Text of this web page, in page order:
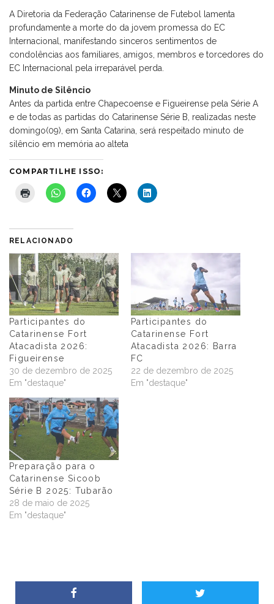
A Diretoria da Federação Catarinense de Futebol lamenta
profundamente a morte do da jovem promessa do EC
Internacional, manifestando sinceros sentimentos de
condolências aos familiares, amigos, membros e torcedores do
EC Internacional pela irreparável perda.
Minuto de Silêncio
Antes da partida entre Chapecoense e Figueirense pela Série A
e de todas as partidas do Catarinense Série B, realizadas neste
domingo(09), em Santa Catarina, será respeitado minuto de
silêncio em memória ao alteta
COMPARTILHE ISSO:
RELACIONADO
Participantes do
Catarinense Fort
Atacadista 2026:
Figueirense
30 de dezembro de 2025
Em "destaque"
Participantes do
Catarinense Fort
Atacadista 2026: Barra
FC
22 de dezembro de 2025
Em "destaque"
Preparação para o
Catarinense Sicoob
Série B 2025: Tubarão
28 de maio de 2025
Em "destaque"